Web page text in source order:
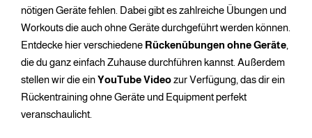
nötigen Geräte fehlen. Dabei gibt es zahlreiche Übungen und
Workouts die auch ohne Geräte durchgeführt werden können.
Entdecke hier verschiedene Rückenübungen ohne Geräte
die du ganz einfach Zuhause durchführen kannst. Außerdem
stellen wir die einYouTubeVideozur Verfügung, das dir ein
Rückentraining ohne Geräte und Equipment perfekt
veranschaulicht.